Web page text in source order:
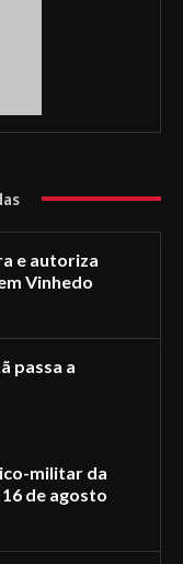
e autoriza
Vinhedo
passa a
militar da
de agosto